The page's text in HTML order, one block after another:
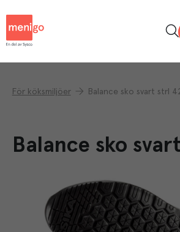
För köksmiljöer Balance sko svart strl
Balance sko